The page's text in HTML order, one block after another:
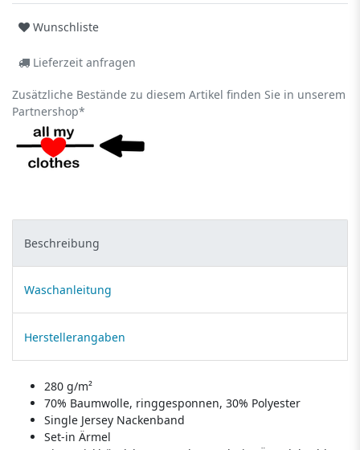
Wunschliste
Lieferzeit anfragen
Zusätzliche Bestände zu diesem Artikel finden Sie in unserem
Partnershop*
Beschreibung
Waschanleitung
Herstellerangaben
280 g/m²
70% Baumwolle, ringgesponnen, 30% Polyester
Single Jersey Nackenband
Set-in Ärmel